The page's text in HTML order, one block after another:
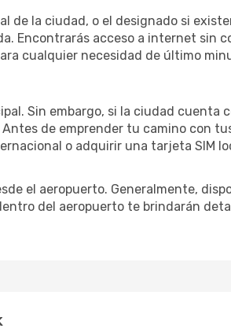
de la ciudad, o el designado si
Encontrarás acceso a internet sin
cualquier necesidad de último
Sin embargo, si la ciudad cuenta
de emprender tu camino con
o adquirir una tarjeta SIM
el aeropuerto. Generalmente,
del aeropuerto te brindarán